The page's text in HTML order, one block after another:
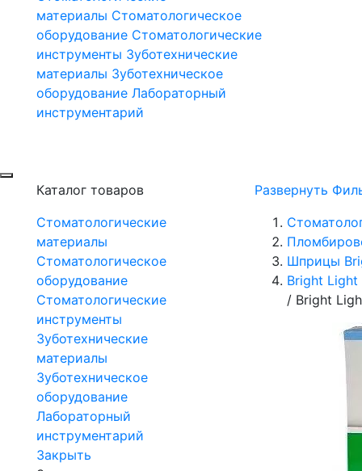
материалы Стоматологическое
оборудование Стоматологические
инструменты Зуботехнические
материалы Зуботехническое
оборудование Лабораторный
инструментарий
Каталог товаров
Стоматологические
материалы
Стоматологическое
оборудование
Стоматологические
инструменты
Зуботехнические
материалы
Зуботехническое
оборудование
Лабораторный
инструментарий
Закрыть
Развернуть
Шприцы
Bright Light
/ Bright